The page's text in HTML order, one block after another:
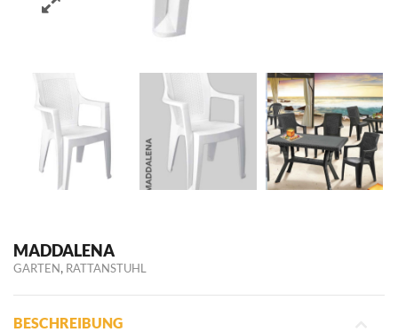
MADDALENA
GARTEN, RATTANSTUHL
BESCHREIBUNG